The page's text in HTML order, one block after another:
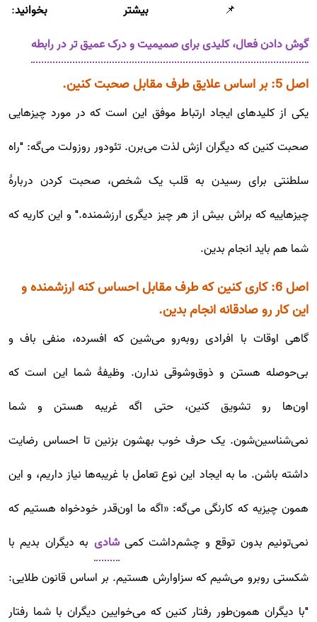
📌 بیشتر بخوانید:
گوش دادن فعال، کلیدی برای صمیمیت و درک عمیق تر در رابطه
اصل 5: بر اساس علایق طرف مقابل صحبت کنین.
یکی از کلیدهای ایجاد ارتباط موفق این است که در مورد چیزهایی
صحبت کنین که دیگران ازش لذت می‌برن. تئودور روزولت می‌گه: "راه
سلطنتی برای رسیدن به قلب یک شخص، صحبت کردن دربارۀ
چیزهاییه که براش بیش از هر چیز دیگری ارزشمنده." و این کاریه که
شما هم باید انجام بدین.
اصل 6: کاری کنین که طرف مقابل احساس کنه ارزشمنده و
این کار رو صادقانه انجام بدین.
گاهی اوقات با افرادی روبه‌رو می‌شین که افسرده، منفی باف و
بی‌حوصله هستن و ذوق‌وشوقی ندارن. وظیفۀ شما این است که
اون‌ها رو تشویق کنین، حتی اگه غریبه هستن و شما
نمی‌شناسین‌شون. یک حرف خوب بهشون بزنین تا احساس رضایت
داشته باشن. ما به ایجاد این نوع تعامل با غریبه‌ها نیاز داریم، و این
همون چیزیه که کارنگی می‌گه: «اگه ما اون‌قدر خودخواه هستیم که
نمی‌تونیم بدون توقع و چشم‌داشت کمیشادی به دیگران بدیم با
شکستی روبرو می‌شیم که سزاوارش هستیم. بر اساس قانون طلایی:
"با دیگران همون‌طور رفتار کنین که می‌خوایین دیگران با شما رفتار